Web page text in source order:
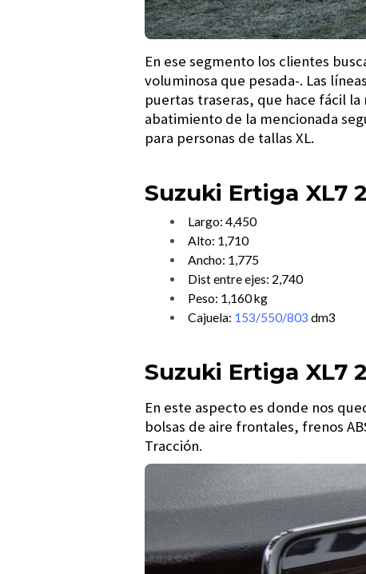
En ese segmento los clientes
voluminosa que pesada-. Las
puertas traseras, que hace fácil
abatimiento de la mencionada
para personas de tallas XL.
Suzuki Ertiga XL7
Largo: 4,450
Alto: 1,710
Ancho: 1,775
Dist entre ejes: 2,740
Peso: 1,160 kg
Cajuela: 153/550/803 dm3
Suzuki Ertiga XL7
En este aspecto es donde nos
bolsas de aire frontales, frenos
Tracción.